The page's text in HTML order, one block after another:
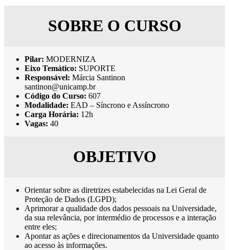
SOBRE O CURSO
Pilar: MODERNIZA
Eixo Temático: SUPORTE
Responsável: Márcia Santinon
santinon@unicamp.br
Código do Curso: 607
Modalidade: EAD – Síncrono e Assíncrono
Carga Horária: 12h
Vagas: 40
OBJETIVO
Orientar sobre as diretrizes estabelecidas na Lei Geral de
Proteção de Dados (LGPD);
Aprimorar a qualidade dos dados pessoais na Universidade,
da sua relevância, por intermédio de processos e a interação
entre eles;
Apontar as ações e direcionamentos da Universidade quanto
ao acesso às informações.